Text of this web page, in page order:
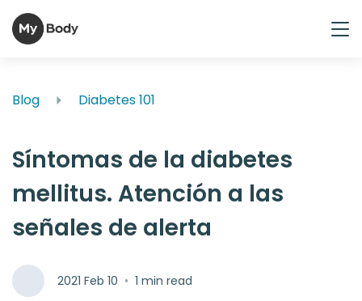
Blog Diabetes 101
Síntomas de la diabetes
mellitus. Atención a las
señales de alerta
2021 Feb 10 • 1 min read